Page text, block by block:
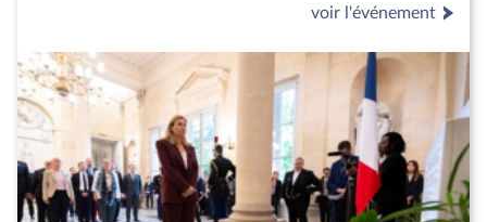
voir l'événement